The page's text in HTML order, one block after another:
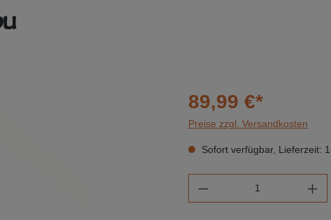
89,99 €*
Preise zzgl. Versandkosten
Sofort verfügbar, Lieferzeit:
Produkt Anzahl: